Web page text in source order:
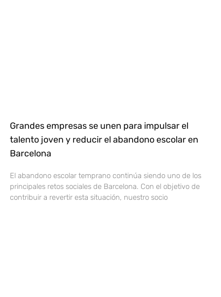
Grandes empresas se unen para impulsar el
talento joven y reducir el abandono escolar en
Barcelona
El abandono escolar temprano continúa siendo uno de los
principales retos sociales de Barcelona. Con el objetivo de
contribuir a revertir esta situación, nuestro socio